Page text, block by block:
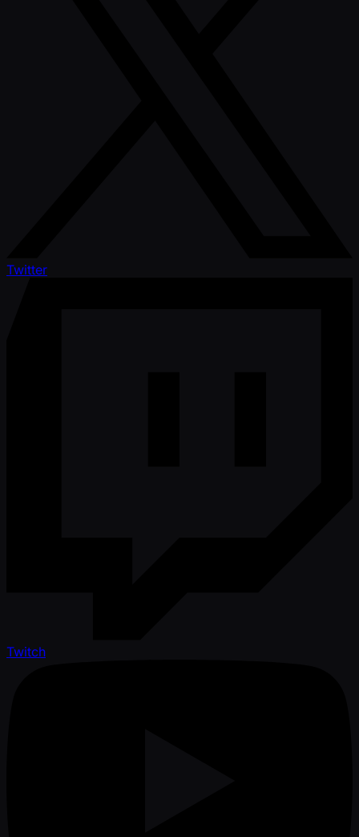
Twitter
Twitch